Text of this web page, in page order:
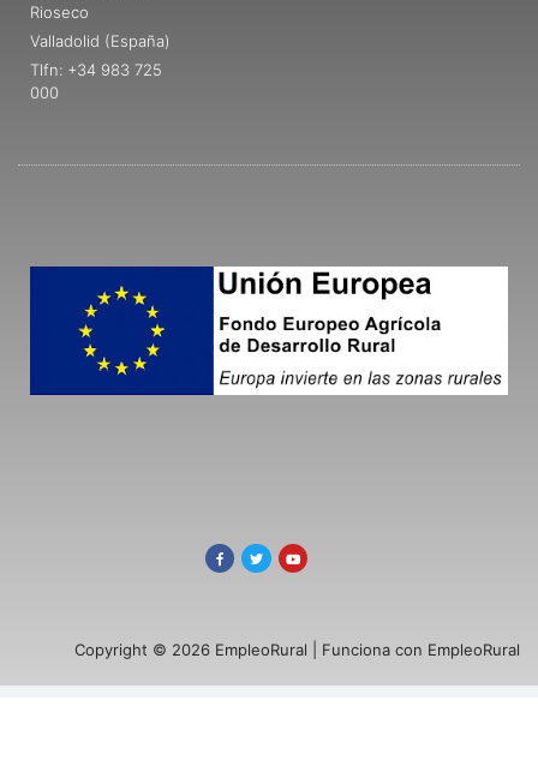
Rioseco
Valladolid (España)
Tlfn: +34 983 725
000
Copyright © 2026 EmpleoRural | Funciona con EmpleoRural